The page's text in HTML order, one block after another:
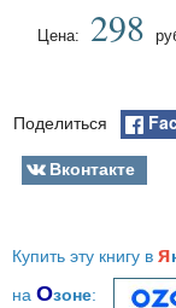
Цена: 298
Поделиться
Вконтакте
Купить эту книгу в я
на Озоне: